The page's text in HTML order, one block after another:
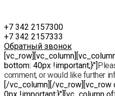
+7 342 2157300
+7 342 2157333
Обратный звонок
bottom: 40px !important;}"]
comment, or would like further
[/vc_column][/